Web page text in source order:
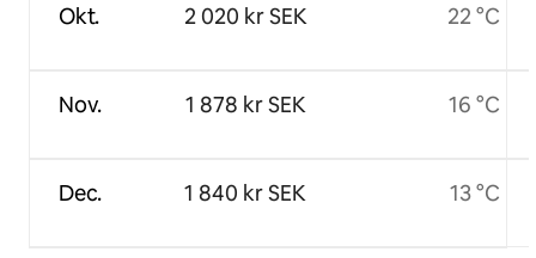
Okt.
Nov.
Dec.
2 020 kr SEK
1 878 kr SEK
1 840 kr SEK
22 °C
16 °C
13 °C